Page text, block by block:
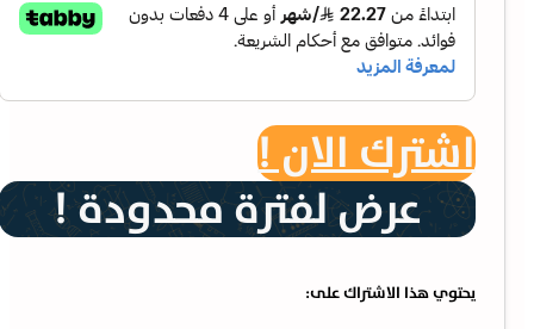
اشترك الان !
عرض لفترة محدودة !
يحتوي هذا الاشتراك على: